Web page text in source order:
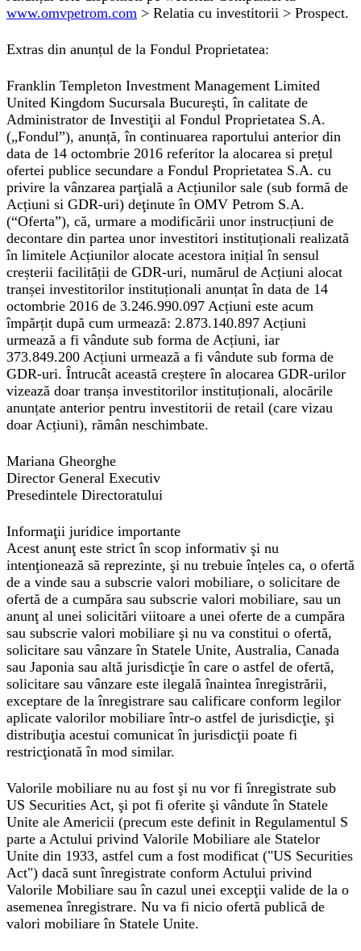
www.omvpetrom.com > Relatia cu investitorii > Prospect.
Extras din anunțul de la Fondul Proprietatea:
Franklin Templeton Investment Management Limited
United Kingdom Sucursala Bucureşti, în calitate de
Administrator de Investiţii al Fondul Proprietatea S.A.
(„Fondul”), anunță, în continuarea raportului anterior din
data de 14 octombrie 2016 referitor la alocarea si prețul
ofertei publice secundare a Fondul Proprietatea S.A. cu
privire la vânzarea parţială a Acțiunilor sale (sub formă de
Acțiuni si GDR-uri) deţinute în OMV Petrom S.A.
(“Oferta”), că, urmare a modificării unor instrucțiuni de
decontare din partea unor investitori instituționali realizată
în limitele Acțiunilor alocate acestora inițial în sensul
creșterii facilității de GDR-uri, numărul de Acțiuni alocat
tranșei investitorilor instituționali anunțat în data de 14
octombrie 2016 de 3.246.990.097 Acțiuni este acum
împărțit după cum urmează: 2.873.140.897 Acțiuni
urmează a fi vândute sub forma de Acțiuni, iar
373.849.200 Acțiuni urmează a fi vândute sub forma de
GDR-uri. Întrucât această creștere în alocarea GDR-urilor
vizează doar tranșa investitorilor instituționali, alocările
anunțate anterior pentru investitorii de retail (care vizau
doar Acțiuni), rămân neschimbate.
Mariana Gheorghe
Director General Executiv
Presedintele Directoratului
Informaţii juridice importante
Acest anunţ este strict în scop informativ şi nu
intenţionează să reprezinte, şi nu trebuie înțeles ca, o ofertă
de a vinde sau a subscrie valori mobiliare, o solicitare de
ofertă de a cumpăra sau subscrie valori mobiliare, sau un
anunţ al unei solicitări viitoare a unei oferte de a cumpăra
sau subscrie valori mobiliare şi nu va constitui o ofertă,
solicitare sau vânzare în Statele Unite, Australia, Canada
sau Japonia sau altă jurisdicţie în care o astfel de ofertă,
solicitare sau vânzare este ilegală înaintea înregistrării,
exceptare de la înregistrare sau calificare conform legilor
aplicate valorilor mobiliare într-o astfel de jurisdicţie, şi
distribuţia acestui comunicat în jurisdicţii poate fi
restricţionată în mod similar.
Valorile mobiliare nu au fost şi nu vor fi înregistrate sub
US Securities Act, şi pot fi oferite şi vândute în Statele
Unite ale Americii (precum este definit in Regulamentul S
parte a Actului privind Valorile Mobiliare ale Statelor
Unite din 1933, astfel cum a fost modificat ("US Securities
Act") dacă sunt înregistrate conform Actului privind
Valorile Mobiliare sau în cazul unei excepţii valide de la o
asemenea înregistrare. Nu va fi nicio ofertă publică de
valori mobiliare în Statele Unite.